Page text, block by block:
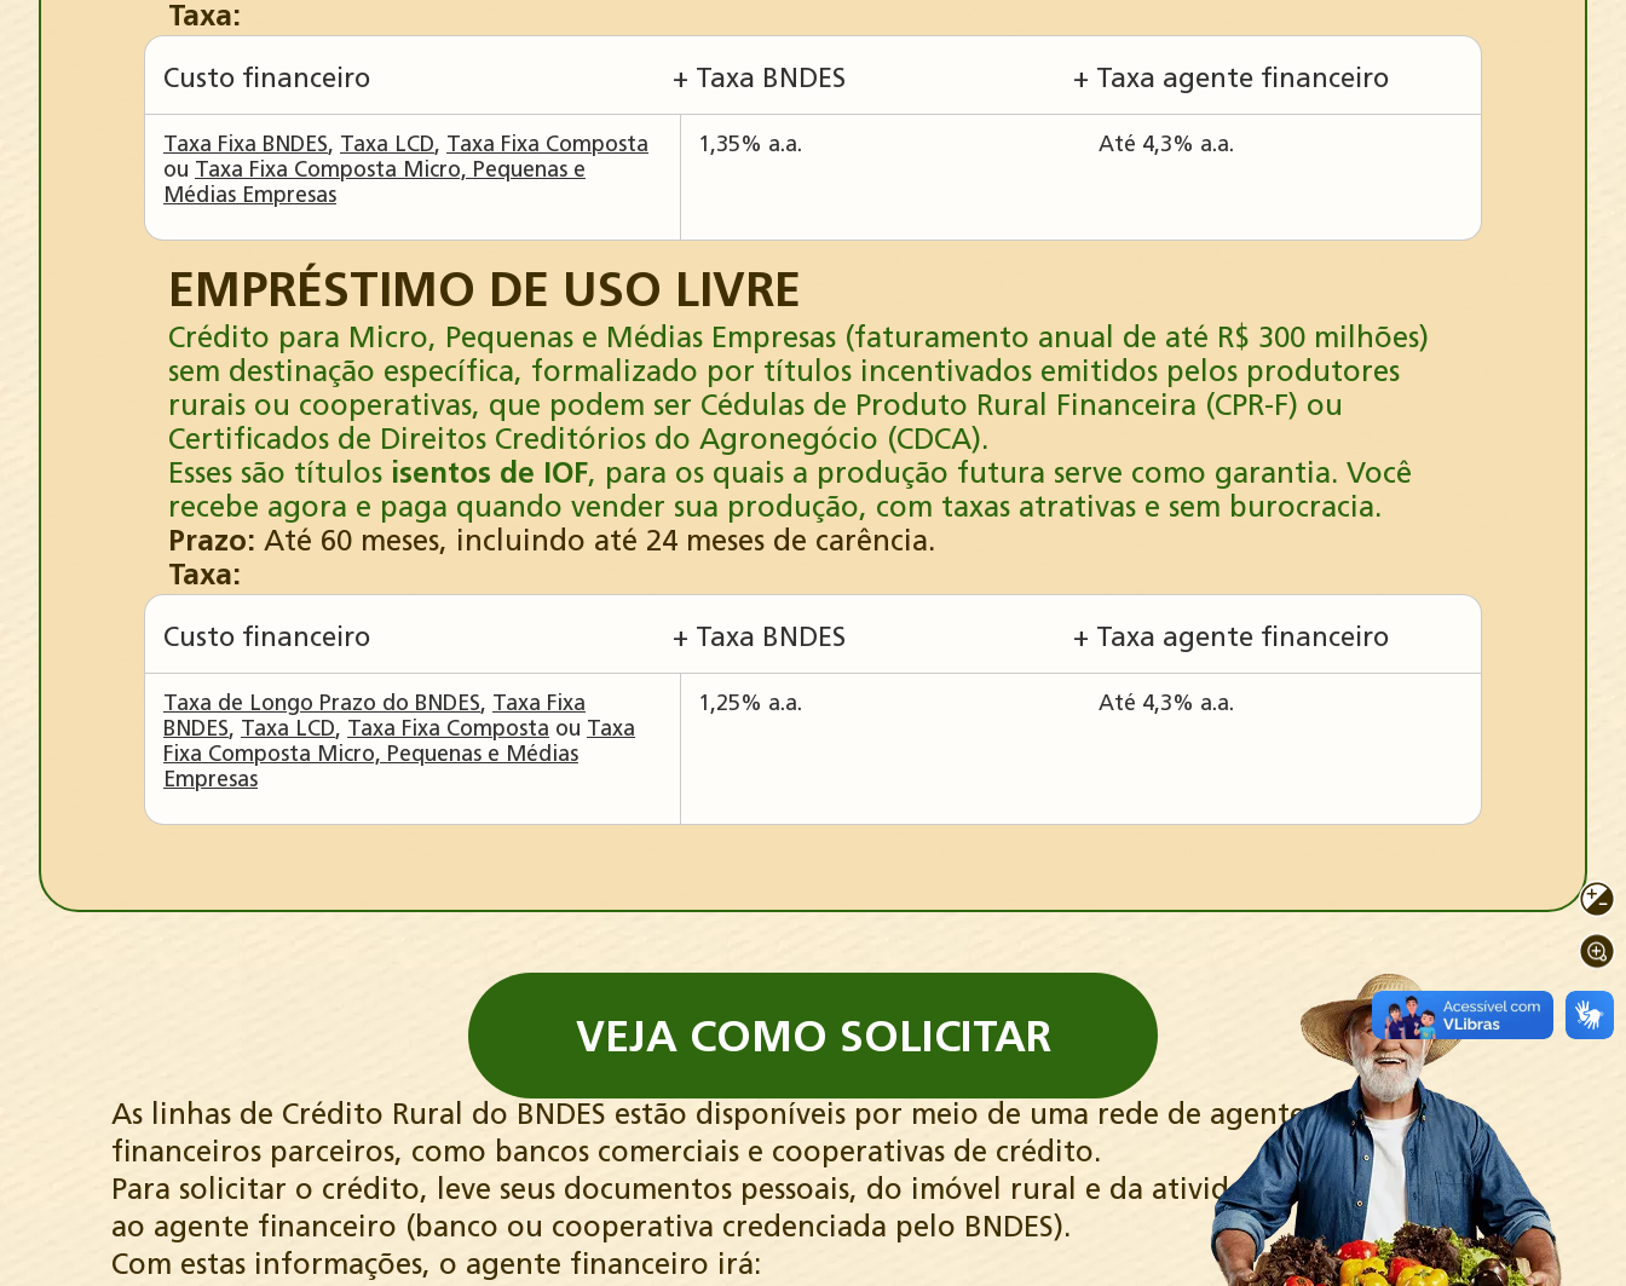
Taxa:
Custo financeiro
Taxa Fixa BNDES, Taxa LCD, Taxa Fixa Composta
ou Taxa Fixa Composta Micro, Pequenas e
Médias Empresas
+ Taxa BNDES
1,35% a.a.
+ Taxa agente financeiro
Até 4,3% a.a.
EMPRÉSTIMO DE USO LIVRE
Crédito para Micro, Pequenas e Médias Empresas (faturamento anual de até R$ 300 milhões)
sem destinação específica, formalizado por títulos incentivados emitidos pelos produtores
rurais ou cooperativas, que podem ser Cédulas de Produto Rural Financeira (CPR-F) ou
Certificados de Direitos Creditórios do Agronegócio (CDCA).
Esses são títulos isentos de IOF, para os quais a produção futura serve como garantia. Você
recebe agora e paga quando vender sua produção, com taxas atrativas e sem burocracia.
Prazo: Até 60 meses, incluindo até 24 meses de carência.
Taxa:
Custo financeiro
Taxa de Longo Prazo do BNDES, Taxa Fixa
BNDES, Taxa LCD, Taxa Fixa Composta ou Taxa
Fixa Composta Micro, Pequenas e Médias
Empresas
+ Taxa BNDES
1,25% a.a.
+ Taxa agente financeiro
Até 4,3% a.a.
VEJA COMO SOLICITAR
As linhas de Crédito Rural do BNDES estão disponíveis por meio de uma rede de agentes
financeiros parceiros, como bancos comerciais e cooperativas de crédito.
Para solicitar o crédito, leve seus documentos pessoais, do imóvel rural e da atividade
ao agente financeiro (banco ou cooperativa credenciada pelo BNDES).
Com estas informações, o agente financeiro irá: